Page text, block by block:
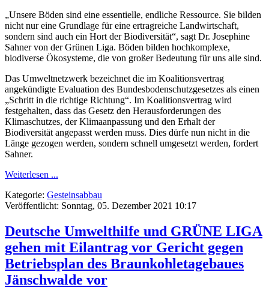
„Unsere Böden sind eine essentielle, endliche Ressource. Sie bilden
nicht nur eine Grundlage für eine ertragreiche Landwirtschaft,
sondern sind auch ein Hort der Biodiversität“, sagt Dr. Josephine
Sahner von der Grünen Liga. Böden bilden hochkomplexe,
biodiverse Ökosysteme, die von großer Bedeutung für uns alle sind.
Das Umweltnetzwerk bezeichnet die im Koalitionsvertrag
angekündigte Evaluation des Bundesbodenschutzgesetzes als einen
„Schritt in die richtige Richtung“. Im Koalitionsvertrag wird
festgehalten, dass das Gesetz den Herausforderungen des
Klimaschutzes, der Klimaanpassung und den Erhalt der
Biodiversität angepasst werden muss. Dies dürfe nun nicht in die
Länge gezogen werden, sondern schnell umgesetzt werden, fordert
Sahner.
Weiterlesen ...
Kategorie: Gesteinsabbau
Veröffentlicht: Sonntag, 05. Dezember 2021 10:17
Deutsche Umwelthilfe und GRÜNE LIGA
gehen mit Eilantrag vor Gericht gegen
Betriebsplan des Braunkohletagebaues
Jänschwalde vor